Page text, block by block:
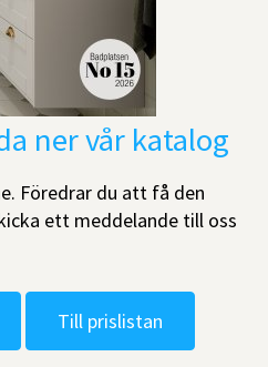
ner vår katalog
Föredrar du att få den
ett meddelande till oss
Till prislistan